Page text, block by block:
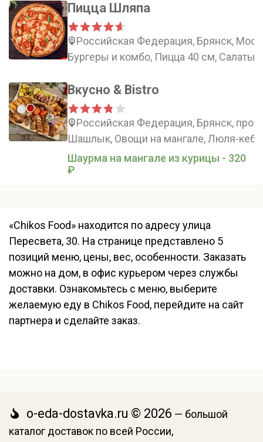
Пицца Шляпа
Российская Федерация, Брянск,
Бургеры и комбо, Пицца 40 см, Салаты,
Вкусно & Bistro
Российская Федерация, Брянск,
Шашлык, Овощи на мангале, Люля-
Шаурма на мангале из курицы - 320
₽
«Chikos Food» находится по адресу улица
Пересвета, 30. На странице представлено 5
позиций меню, цены, вес, особенности. Заказать
можно на дом, в офис курьером через службы
доставки. Ознакомьтесь с меню, выберите
желаемую еду в Chikos Food, перейдите на сайт
партнера и сделайте заказ.
o-eda-dostavka.ru © 2026 — большой
каталог доставок по всей России,